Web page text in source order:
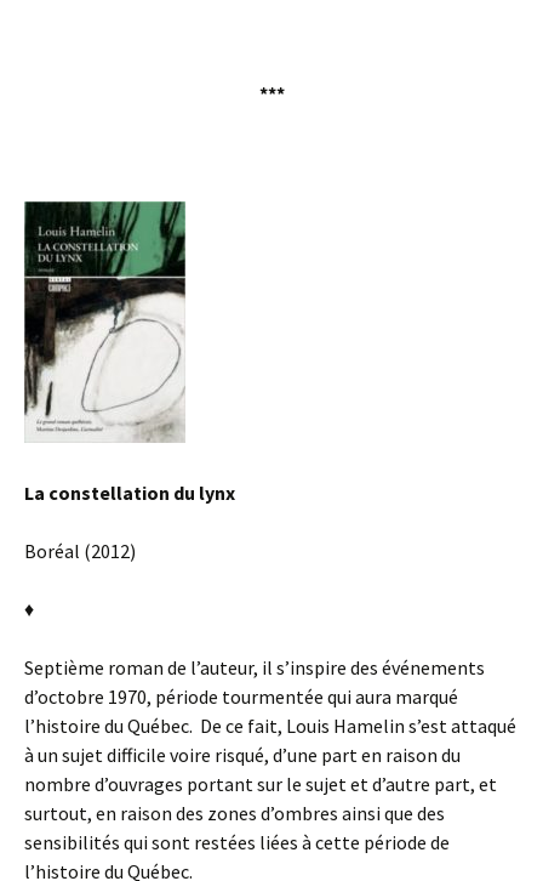
***
La constellation du lynx
Boréal (2012)
♦
Septième roman de l’auteur, il s’inspire des événements
d’octobre 1970, période tourmentée qui aura marqué
l’histoire du Québec. De ce fait, Louis Hamelin s’est attaqué
à un sujet difficile voire risqué, d’une part en raison du
nombre d’ouvrages portant sur le sujet et d’autre part, et
surtout, en raison des zones d’ombres ainsi que des
sensibilités qui sont restées liées à cette période de
l’histoire du Québec.